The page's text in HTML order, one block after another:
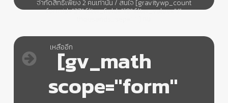
จำกัดสิทธิ์เพียง 2 คนเท่านั้น / สนใจ [gravitywp_count
formid=”27″ filter_field=”19″ filter_value=”J”
เหลืออีก
[gv_math
scope="form"